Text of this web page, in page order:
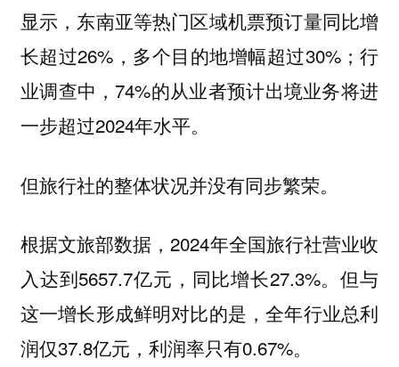
显示，东南亚等热门区域机票预订量同比增
长超过26%，多个目的地增幅超过30%；行
业调查中，74%的从业者预计出境业务将进
一步超过2024年水平。
但旅行社的整体状况并没有同步繁荣。
根据文旅部数据，2024年全国旅行社营业收
入达到5657.7亿元，同比增长27.3%。但与
这一增长形成鲜明对比的是，全年行业总利
润仅37.8亿元，利润率只有0.67%。